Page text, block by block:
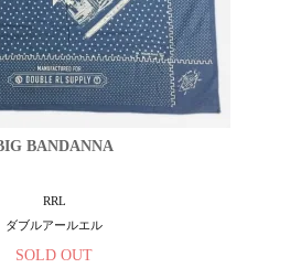
BANDANNA
RRL
ダブルアールエル
SOLD OUT